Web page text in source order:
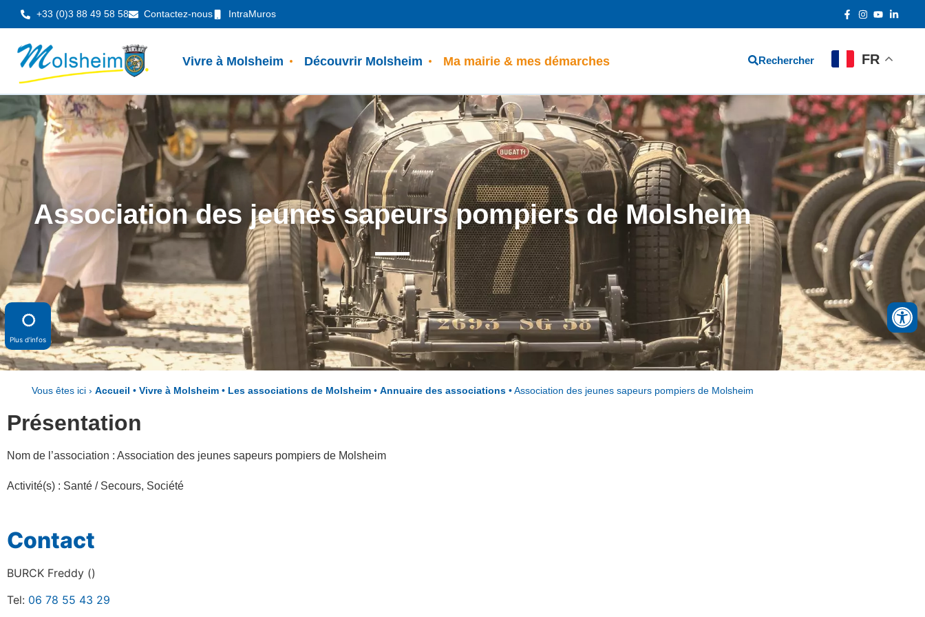
+33 (0)3 88 49 58 58 Contactez-nous IntraMuros
Vivre à Molsheim Découvrir Molsheim Ma mairie & mes démarches Rechercher FR
Association des jeunes sapeurs pompiers de Molsheim
Vous êtes ici › Accueil • Vivre à Molsheim• Les associations de Molsheim• Annuaire des associations• Association des jeunes sapeurs pompiers de Molsheim
Présentation
Nom de l’association : Association des jeunes sapeurs pompiers de Molsheim
Activité(s) : Santé / Secours, Société
Contact
BURCK Freddy ()
Tel: 06 78 55 43 29
Plus d'infos
Panneau de gestion des cookies